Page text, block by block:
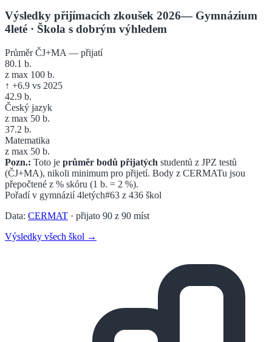
Výsledky přijímacích zkoušek 2026— Gymnázium
4leté · Škola s dobrým výhledem
Průměr ČJ+MA — přijatí
80.1 b.
z max 100 b.
↑ +6.9 vs 2025
42.9 b.
Český jazyk
z max 50 b.
37.2 b.
Matematika
z max 50 b.
Pozn.: Toto je průměr bodů přijatých studentů z JPZ testů
(ČJ+MA), nikoli minimum pro přijetí. Body z CERMATu jsou
přepočtené z % skóru (1 b. = 2 %).
Pořadí v gymnázií 4letých#63 z 436 škol
Data: CERMAT · přijato 90 z 90 míst
Výsledky všech škol →